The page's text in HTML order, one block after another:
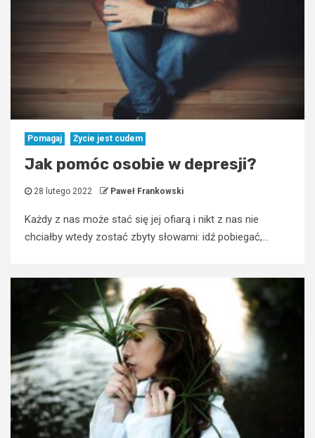
Pomagaj Życie jest cudem
Jak pomóc osobie w depresji?
28 lutego 2022 Paweł Frankowski
Każdy z nas może stać się jej ofiarą i nikt z nas nie
chciałby wtedy zostać zbyty słowami: idź pobiegać,...